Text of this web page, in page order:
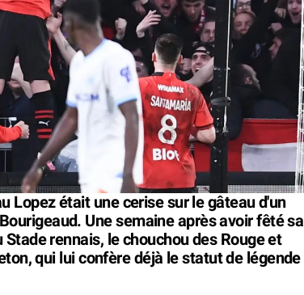
Lopez était une cerise sur le gâteau d'un
Une semaine après avoir fêté sa
rennais, le chouchou des Rouge et
qui lui confère déjà le statut de légende